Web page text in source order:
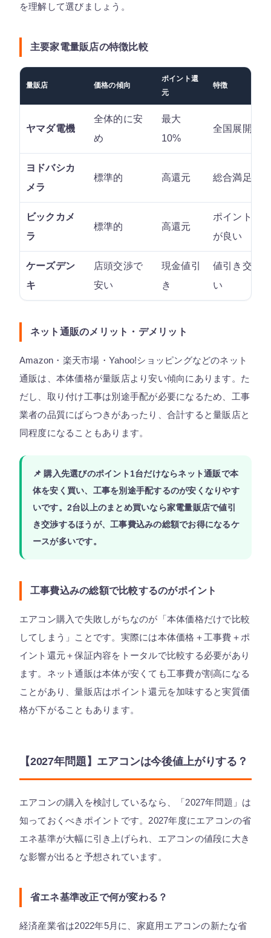
を理解して選びましょう。
主要家電量販店の特徴比較
量販店 価格の傾向
ポイント還
元
特徴
ヤマダ電機
全体的に安
め
最大
10%
全国展開、
ヨドバシカ
メラ
標準的 高還元 総合満足度
ビックカメ
ラ
標準的 高還元
ポイント還
が良い
ケーズデン
キ
店頭交渉で
安い
現金値引
き
値引き交渉
い
ネット通販のメリット・デメリット
Amazon・楽天市場・Yahoo!ショッピングなどのネット
通販は、本体価格が量販店より安い傾向にあります。た
だし、取り付け工事は別途手配が必要になるため、工事
業者の品質にばらつきがあったり、合計すると量販店と
同程度になることもあります。
📌 購入先選びのポイント1台だけならネット通販で本
体を安く買い、工事を別途手配するのが安くなりやす
いです。 2台以上のまとめ買いなら家電量販店で値引
き交渉するほうが、工事費込みの総額でお得になるケ
ースが多いです。
工事費込みの総額で比較するのがポイント
エアコン購入で失敗しがちなのが「本体価格だけで比較
してしまう」ことです。実際には本体価格＋工事費＋ポ
イント還元＋保証内容をトータルで比較する必要があり
ます。ネット通販は本体が安くても工事費が割高になる
ことがあり、量販店はポイント還元を加味すると実質価
格が下がることもあります。
【2027年問題】エアコンは今後値上がりする？
エアコンの購入を検討しているなら、「2027年問題」は
知っておくべきポイントです。2027年度にエアコンの省
エネ基準が大幅に引き上げられ、エアコンの値段に大き
な影響が出ると予想されています。
省エネ基準改正で何が変わる？
経済産業省は2022年5月に、家庭用エアコンの新たな省